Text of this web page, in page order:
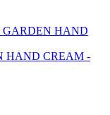
HAND CREAM -